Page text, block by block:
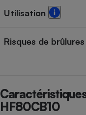
Utilisation
Risques de brûlures
HF80CB10